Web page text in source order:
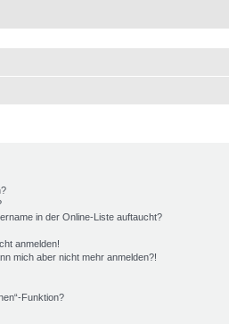
in der Online-Liste auftaucht?
anmelden!
mich aber nicht mehr anmelden?!
Funktion?